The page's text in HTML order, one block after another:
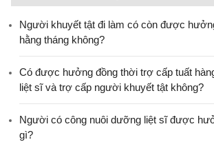
Người khuyết tật đi làm có còn được
hằng tháng không?
​Có được hưởng đồng thời trợ cấp tuất
liệt sĩ và trợ cấp người khuyết tật không?
Người có công nuôi dưỡng liệt sĩ được
gì?